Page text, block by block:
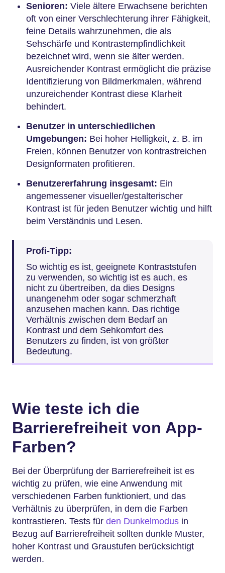
Senioren: Viele ältere Erwachsene berichten
oft von einer Verschlechterung ihrer Fähigkeit,
feine Details wahrzunehmen, die als
Sehschärfe und Kontrastempfindlichkeit
bezeichnet wird, wenn sie älter werden.
Ausreichender Kontrast ermöglicht die präzise
Identifizierung von Bildmerkmalen, während
unzureichender Kontrast diese Klarheit
behindert.
Benutzer in unterschiedlichen
Umgebungen: Bei hoher Helligkeit, z. B. im
Freien, können Benutzer von kontrastreichen
Designformaten profitieren.
Benutzererfahrung insgesamt: Ein
angemessener visueller/gestalterischer
Kontrast ist für jeden Benutzer wichtig und hilft
beim Verständnis und Lesen.
Profi-Tipp:
So wichtig es ist, geeignete Kontraststufen
zu verwenden, so wichtig ist es auch, es
nicht zu übertreiben, da dies Designs
unangenehm oder sogar schmerzhaft
anzusehen machen kann. Das richtige
Verhältnis zwischen dem Bedarf an
Kontrast und dem Sehkomfort des
Benutzers zu finden, ist von größter
Bedeutung.
Wie teste ich die
Barrierefreiheit von App-
Farben?
Bei der Überprüfung der Barrierefreiheit ist es
wichtig zu prüfen, wie eine Anwendung mit
verschiedenen Farben funktioniert, und das
Verhältnis zu überprüfen, in dem die Farben
kontrastieren. Tests für den Dunkelmodus in
Bezug auf Barrierefreiheit sollten dunkle Muster,
hoher Kontrast und Graustufen berücksichtigt
werden.